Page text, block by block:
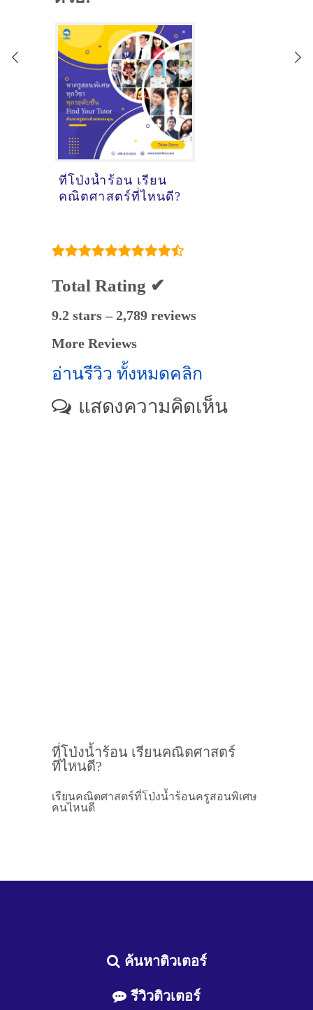
ที่โป่งน้ำร้อน เรียน
คณิตศาสตร์ที่ไหนดี?
Total Rating ✔
9.2 stars – 2,789 reviews
More Reviews
อ่านรีวิว ทั้งหมดคลิก
แสดงความคิดเห็น
ที่โป่งน้ำร้อน เรียนคณิตศาสตร์
ที่ไหนดี?
เรียนคณิตศาสตร์ที่โป่งน้ำร้อนครูสอนพิเศษ
คนไหนดี
ค้นหาติวเตอร์
รีวิวติวเตอร์